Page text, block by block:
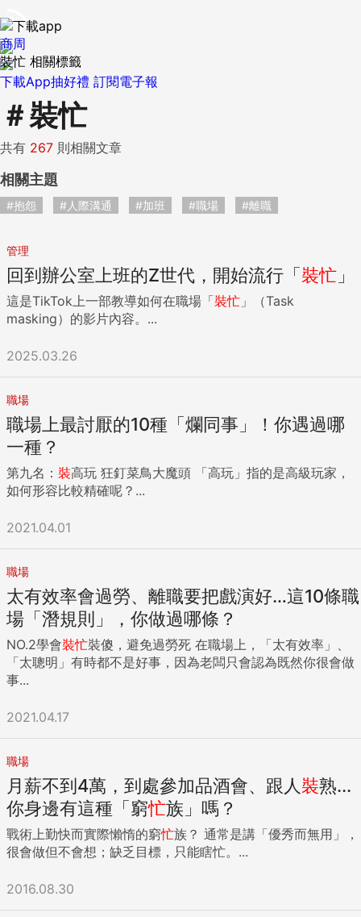
下載App抽好禮 訂閱電子報
商周
裝忙 相關標籤
＃裝忙
共有 267 則相關文章
相關主題
#抱怨 #人際溝通 #加班 #職場 #離職
管理
回到辦公室上班的Z世代，開始流行「裝忙 」
這是TikTok上一部教導如何在職場「裝忙 」（Task
masking）的影片內容。...
2025.03.26
職場
職場上最討厭的10種「爛同事」！你遇過哪
一種？
第九名： 裝高玩 狂釘菜鳥大魔頭 「高玩」指的是高級玩家，
如何形容比較精確呢？...
2021.04.01
職場
太有效率會過勞、離職要把戲演好…這10條職
場「潛規則」，你做過哪條？
NO.2學會裝忙裝傻，避免過勞死 在職場上，「太有效率」、
「太聰明」有時都不是好事，因為老闆只會認為既然你很會做
事...
2021.04.17
職場
月薪不到4萬，到處參加品酒會、跟人 裝熟...
你身邊有這種「窮忙族」嗎？
戰術上勤快而實際懶惰的窮忙族？ 通常是講「優秀而無用」，
很會做但不會想；缺乏目標，只能瞎忙。...
2016.08.30